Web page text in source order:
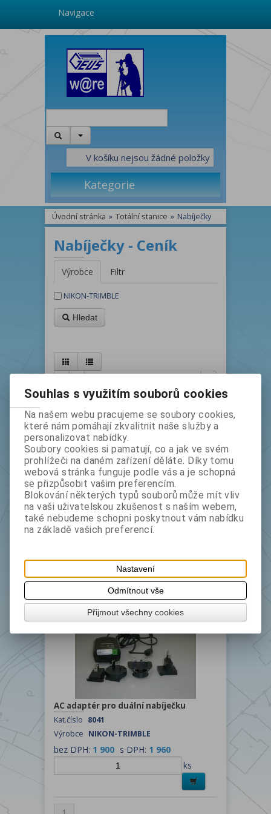
Navigace
V košíku nejsou žádné položky
Kategorie
Úvodní stránka » Totální stanice » Nabíječky
Nabíječky - Ceník
Výrobce Filtr
NIKON-TRIMBLE
Hledat
Duální nabíječka pro Li-Ion baterie pro
Focus6/Focus8/TrimbleM3/Nikon Nivo
Kat.číslo 8040
bez DPH:6 000 s DPH:7 260
ks
AC adaptér pro duální nabíječku
Kat.číslo 8041
Výrobce NIKON-TRIMBLE
bez DPH: 1 900 s DPH: 1 960
ks
Souhlas s využitím souborů cookies
Na našem webu pracujeme se soubory cookies,
které nám pomáhají zkvalitnit naše služby a
personalizovat nabídky.
Soubory cookies si pamatují, co a jak ve svém
prohlížeči na daném zařízení děláte. Díky tomu
webová stránka funguje podle vás a je schopná
se přizpůsobit vašim preferencím.
Blokování některých typů souborů může mít vliv
na vaši uživatelskou zkušenost s naším webem,
také nebudeme schopni poskytnout vám nabídku
na základě vašich preferencí.
Nastavení
Odmítnout vše
Přijmout všechny cookies